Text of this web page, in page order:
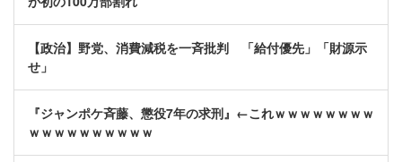
【政治】野党、消費減税を一斉批判 「給付優先」「財源示
せ」
『ジャンポケ斉藤、懲役7年の求刑』←これｗｗｗｗｗｗｗｗ
ｗｗｗｗｗｗｗｗｗｗ